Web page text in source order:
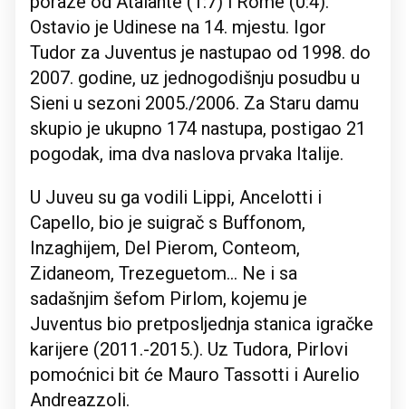
Ostavio je Udinese na 14. mjestu. Igor
Tudor za Juventus je nastupao od 1998. do
2007. godine, uz jednogodišnju posudbu u
Sieni u sezoni 2005./2006. Za Staru damu
skupio je ukupno 174 nastupa, postigao 21
pogodak, ima dva naslova prvaka Italije.
U Juveu su ga vodili Lippi, Ancelotti i
Capello, bio je suigrač s Buffonom,
Inzaghijem, Del Pierom, Conteom,
Zidaneom, Trezeguetom... Ne i sa
sadašnjim šefom Pirlom, kojemu je
Juventus bio pretposljednja stanica igračke
karijere (2011.-2015.). Uz Tudora, Pirlovi
pomoćnici bit će Mauro Tassotti i Aurelio
Andreazzoli.